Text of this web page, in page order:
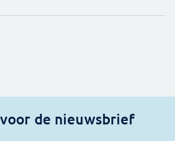
de nieuwsbrief